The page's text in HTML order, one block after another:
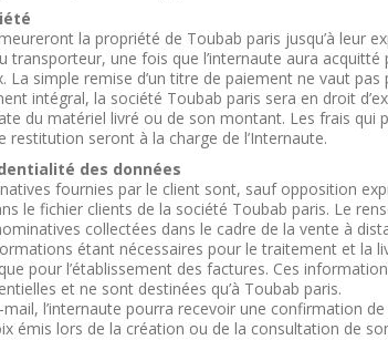
la propriété de Toubab paris jusqu’à leur
transporteur, une fois que l’internaute aura acquitté
La simple remise d’un titre de paiement ne vaut pas
intégral, la société Toubab paris sera en droit
du matériel livré ou de son montant. Les frais qui
restitution seront à la charge de l’Internaute.
des données
fournies par le client sont, sauf opposition
le fichier clients de la société Toubab paris. Le
collectées dans le cadre de la vente à
étant nécessaires pour le traitement et la
pour l’établissement des factures. Ces
et ne sont destinées qu’à Toubab paris.
l’internaute pourra recevoir une confirmation
émis lors de la création ou de la consultation de